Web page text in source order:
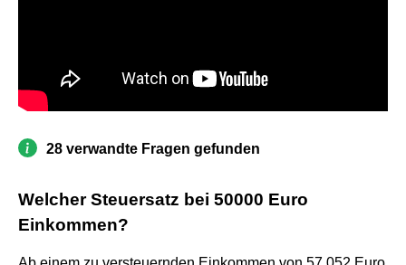
28 verwandte Fragen gefunden
Welcher Steuersatz bei 50000 Euro
Einkommen?